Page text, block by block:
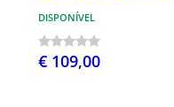
DISPONÍVEL
€ 109,00